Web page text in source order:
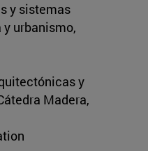
y sistemas
urbanismo,
y
Madera,